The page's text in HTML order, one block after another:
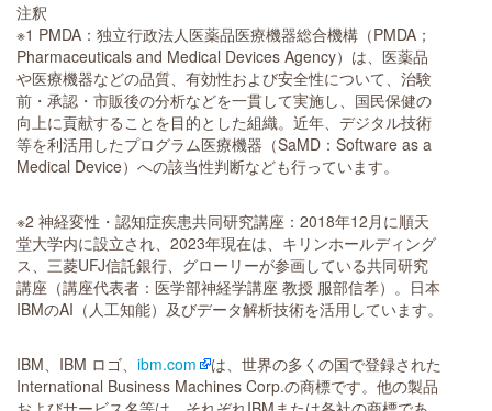
注釈
※1 PMDA：独立行政法人医薬品医療機器総合機構（PMDA；
Pharmaceuticals and Medical Devices Agency）は、医薬品
や医療機器などの品質、有効性および安全性について、治験
前・承認・市販後の分析などを一貫して実施し、国民保健の
向上に貢献することを目的とした組織。近年、デジタル技術
等を利活用したプログラム医療機器（SaMD：Software as a
Medical Device）への該当性判断なども行っています。
※2 神経変性・認知症疾患共同研究講座：2018年12月に順天
堂大学内に設立され、2023年現在は、キリンホールディング
ス、三菱UFJ信託銀行、グローリーが参画している共同研究
講座（講座代表者：医学部神経学講座 教授 服部信孝）。日本
IBMのAI（人工知能）及びデータ解析技術を活用しています。
IBM、IBM ロゴ、 ibm.com
は、世界の多くの国で登録された
International Business Machines Corp.の商標です。他の製品